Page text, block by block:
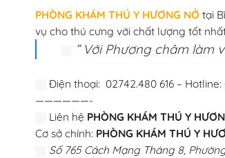
PHÒNG KHÁM THÚ Y HƯƠNG NỞtại
vụ cho thú cưng với chất lượng tốt
” Với Phương châm làm
Điện thoại: 02742.480 616 – Hotline:
——————-
Liên hệ PHÒNG KHÁM THÚ Y
Cơ sở chính: PHÒNG KHÁM THÚ Y
Số 765 Cách Mạng Tháng 8,